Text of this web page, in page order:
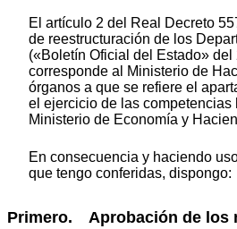
El artículo 2 del Real Decreto
de reestructuración de los
(«Boletín Oficial del Estado»
corresponde al Ministerio de
órganos a que se refiere el
el ejercicio de las competencias
Ministerio de Economía y
En consecuencia y haciendo
que tengo conferidas, dispongo:
Primero. Aprobación de los